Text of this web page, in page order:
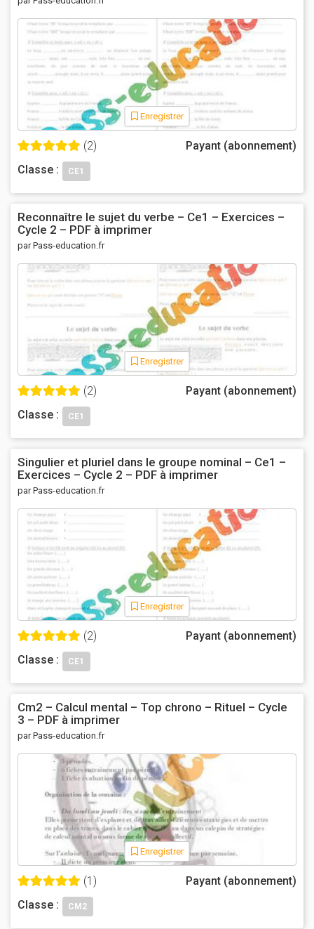
Enregistrer
(2)
Payant (abonnement)
Classe :
CE1
Reconnaître le sujet du verbe – Ce1 – Exercices –
Cycle 2 – PDF à imprimer
par Pass-education.fr
Enregistrer
(2)
Payant (abonnement)
Classe :
CE1
Singulier et pluriel dans le groupe nominal – Ce1 –
Exercices – Cycle 2 – PDF à imprimer
par Pass-education.fr
Enregistrer
(2)
Payant (abonnement)
Classe :
CE1
Cm2 – Calcul mental – Top chrono – Rituel – Cycle
3 – PDF à imprimer
par Pass-education.fr
Enregistrer
(1)
Payant (abonnement)
Classe :
CM2